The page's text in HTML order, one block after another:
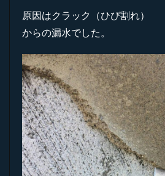
原因はクラック（ひび割れ）
からの漏水でした。